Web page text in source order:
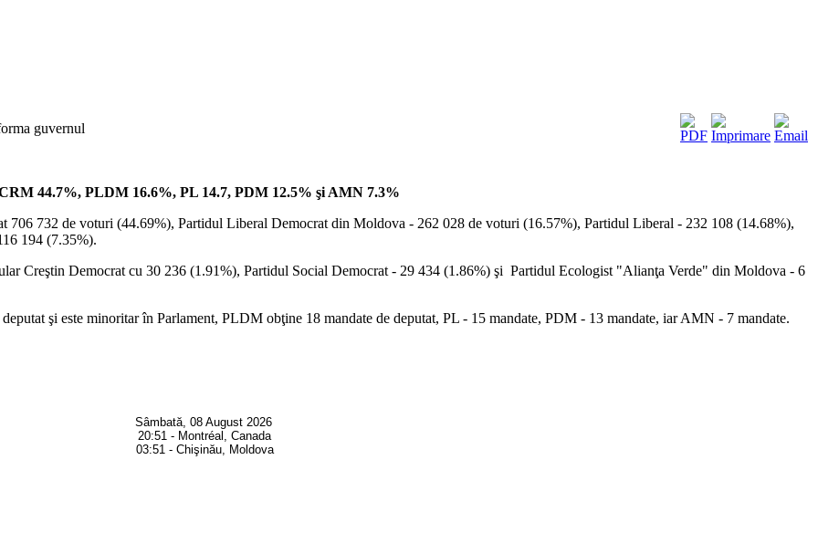
guvernul
44.7%, PLDM 16.6%, PL 14.7, PDM 12.5% şi AMN 7.3%
706 732 de voturi (44.69%), Partidul Liberal Democrat din Moldova - 262 028 de voturi (16.57%), Partidul Liberal - 232 108 (14.68%),
194 (7.35%).
Creştin Democrat cu 30 236 (1.91%), Partidul Social Democrat - 29 434 (1.86%) şi Partidul Ecologist "Alianţa Verde" din Moldova - 6
şi este minoritar în Parlament, PLDM obţine 18 mandate de deputat, PL - 15 mandate, PDM - 13 mandate, iar AMN - 7 mandate.
Sâmbată, 08 August 2026
20:51 - Montréal, Canada
03:51 - Chişinău, Moldova